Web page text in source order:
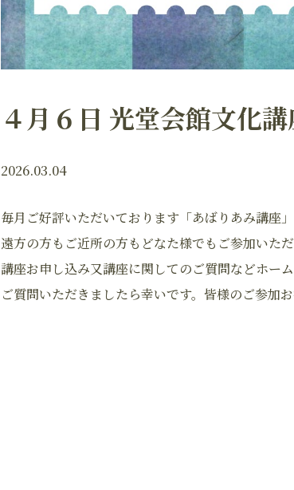
４月６日 光堂会館文化
2026.03.04
毎月ご好評いただいております「あばりあみ講座
遠方の方もご近所の方もどなた様でもご参加いた
講座お申し込み又講座に関してのご質問などホー
ご質問いただきましたら幸いです。皆様のご参加お